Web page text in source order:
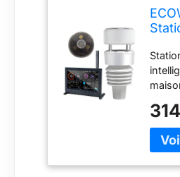
1,
avec